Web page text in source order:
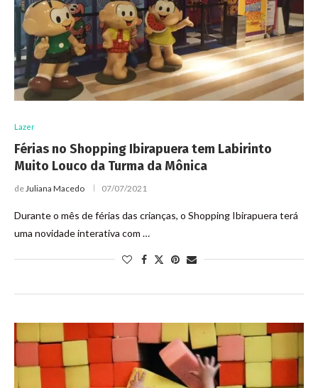
Lazer
Férias no Shopping Ibirapuera tem Labirinto
Muito Louco da Turma da Mônica
deJuliana Macedo 07/07/2021
Durante o mês de férias das crianças, o Shopping Ibirapuera terá
uma novidade interativa com …